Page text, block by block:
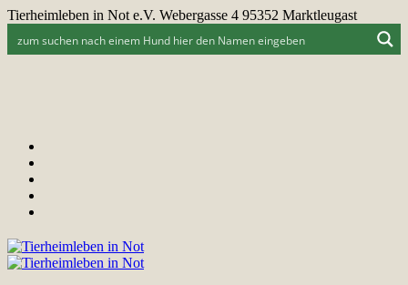
Tierheimleben in Not e.V. Webergasse 4 95352 Marktleugast